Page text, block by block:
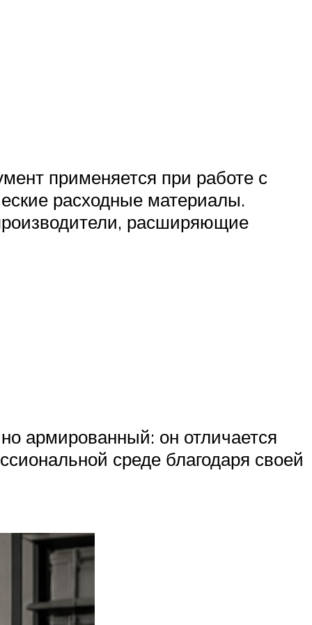
применяется при работе с
расходные материалы.
расширяющие
армированный: он отличается
среде благодаря своей